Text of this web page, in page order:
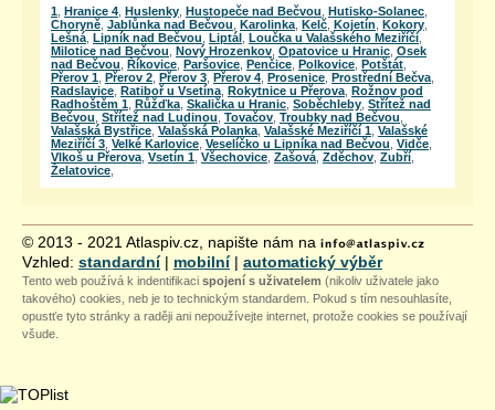
Pivovar Černý Orel Kroměříž
Velké náměstí 24/9, Kroměříž
Přibližná vzdálenost 21 km
První soukromý pivovar společenský, s.r.o.
Novosady 164, Lipník nad Bečvou
Přibližná vzdálenost 22 km
Minipivovar Tvarg
Pivovarská 899, Velká Bystřice
Přibližná vzdálenost 23 km
1. Selský pivovárek Kroměříž
Havlíčkova 4252/130, Kroměříž
Přibližná vzdálenost 25 km
Pivovar Svatý kopeček Olomouc
Hanácký pivovar
1 Hranice 4 Huslenky Hustopeče nad Bečvou Hutisko-Solanec
Choryně Jablůnka nad Bečvou Karolinka Kelč Kojetín Kokory
Lešná Lipník nad Bečvou Liptál Loučka u Valašského Meziříčí
Milotice nad Bečvou Nový Hrozenkov Opatovice u Hranic Osek
nad Bečvou Říkovice Paršovice Penčice Polkovice Potštát
Přerov 1 Přerov 2 Přerov 3 Přerov 4 Prosenice Prostřední Bečva
Radslavice Ratiboř u Vsetína Rokytnice u Přerova Rožnov pod
Radhoštěm 1 Růžďka Skalička u Hranic Soběchleby Střítež nad
Bečvou Střítež nad Ludinou Tovačov Troubky nad Bečvou
Valašská Bystřice Valašská Polanka Valašské Meziříčí 1 Valašské
Meziříčí 3 Velké Karlovice Veselíčko u Lipníka nad Bečvou Vidče
Vlkoš u Přerova Vsetín 1 Všechovice Zašová Zděchov Zubří
Želatovice
© 2013 - 2021 Atlaspiv.cz, napište nám na
Vzhled: standardní| mobilní| automatický výběr
Tento web používá k indentifikaci spojení s uživatelem (nikoliv uživatele jako
takového) cookies, neb je to technickým standardem. Pokud s tím nesouhlasíte,
opustťe tyto stránky a raději ani nepoužívejte internet, protože cookies se používají
všude.